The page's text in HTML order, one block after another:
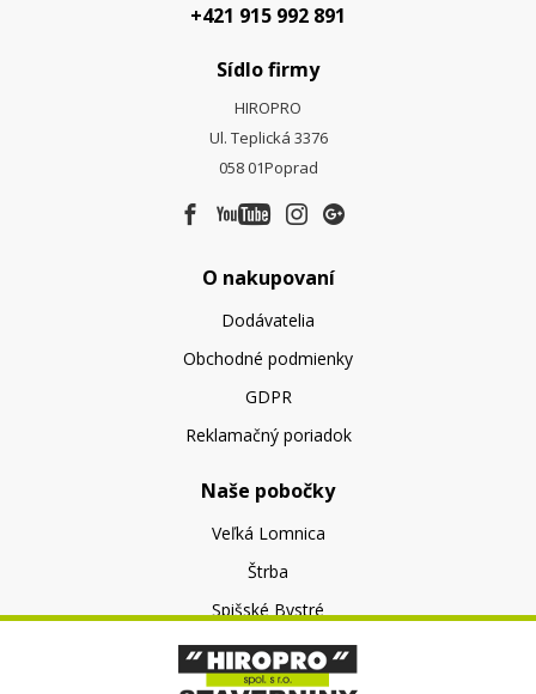
+421 915 992 891
Sídlo firmy
HIROPRO
Ul. Teplická 3376
058 01Poprad
O nakupovaní
Dodávatelia
Obchodné podmienky
GDPR
Reklamačný poriadok
Naše pobočky
Veľká Lomnica
Štrba
Spišské Bystré
O nás